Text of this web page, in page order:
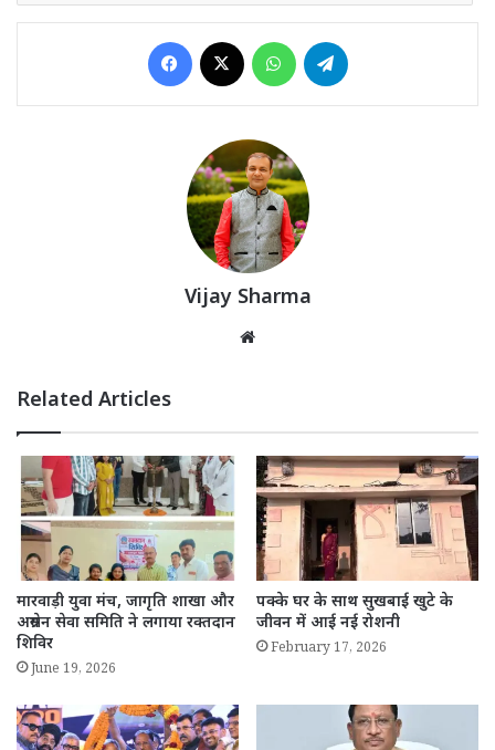
Facebook WhatsApp
Vijay Sharma
Related Articles
मारवाड़ी युवा मंच, जागृति शाखा और
अग्रसेन सेवा समिति ने लगाया रक्तदान
शिविर
June 19, 2026
पक्के घर के साथ सुखबाई खुटे के
जीवन में आई नई रोशनी
February 17, 2026